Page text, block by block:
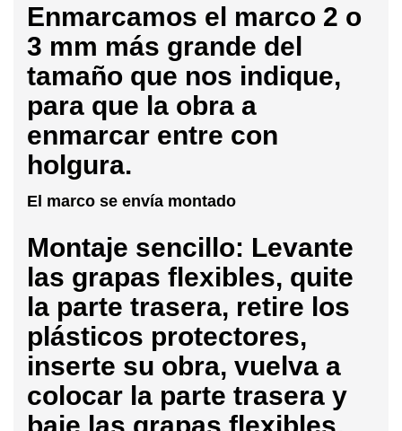
Enmarcamos el marco 2 o
3 mm más grande del
tamaño que nos indique,
para que la obra a
enmarcar entre con
holgura.
El marco se envía montado
Montaje sencillo: Levante
las grapas flexibles, quite
la parte trasera, retire los
plásticos protectores,
inserte su obra, vuelva a
colocar la parte trasera y